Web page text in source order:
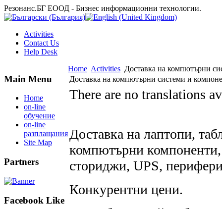
Резонанс.БГ ЕООД - Бизнес информационни технологии.
Activities
Contact Us
Help Desk
Main Menu
Home
on-line
обучение
on-line
разплащания
Site Map
Partners
Facebook Like
Home Activities Доставка на компютърни
Доставка на компютърни системи и
There are no translations
Доставка на лаптопи,
компютърни
сториджи, UPS,
Конкурентни цени.